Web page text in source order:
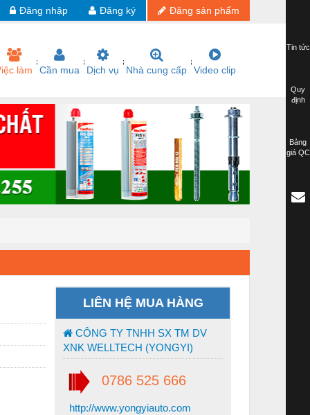
Đăng sản phẩm
Đăng ký
Đăng nhập
làm Cần mua Dịch vụ Nhà cung cấp Video clip
LIÊN HỆ MUA HÀNG
CÔNG TY TNHH SX TM DV
XNK WELLTECH (YONGYI)
0786 525 666
http://www.yongyiauto.com
Tin tức
Quy
định
Bảng
giá QC